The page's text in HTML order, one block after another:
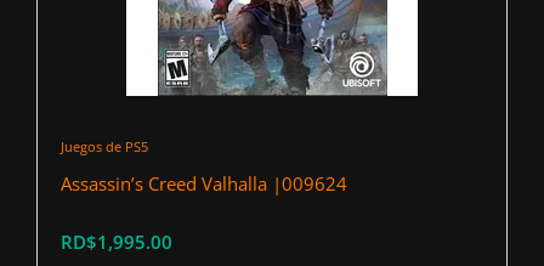
Juegos de PS5
Assassin’s Creed Valhalla |009624
RD$1,995.00